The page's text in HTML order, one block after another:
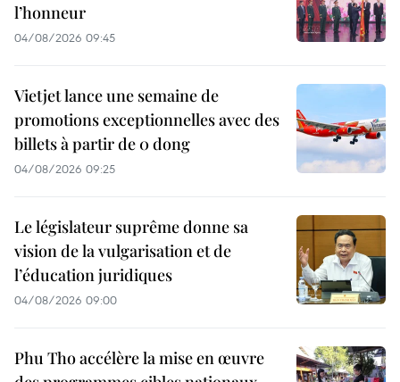
l’honneur
04/08/2026 09:45
Vietjet lance une semaine de
promotions exceptionnelles avec des
billets à partir de 0 dong
04/08/2026 09:25
Le législateur suprême donne sa
vision de la vulgarisation et de
l’éducation juridiques
04/08/2026 09:00
Phu Tho accélère la mise en œuvre